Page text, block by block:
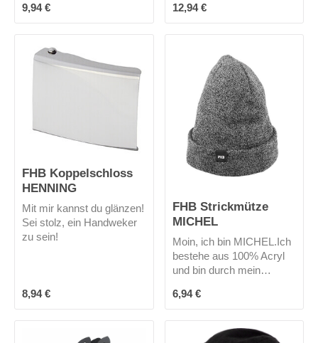
Regulärer Preis:
9,94 €
Messer sind bei mir
immer am richtigen Platz
Mich gibt es nur in
schwarz.
Regulärer Preis:
12,94 €
FHB Koppelschloss
HENNING
Mit mir kannst du glänzen!
Sei stolz, ein Handweker
zu sein!
Regulärer Preis:
8,94 €
FHB Strickmütze
MICHEL
Moin, ich bin MICHEL.Ich
bestehe aus 100% Acryl
und bin durch mein
atmungsaktiv -also ideal
für alle Tätigkeiten im
Freien.Mich gibt es in 3
Regulärer Preis:
6,94 €